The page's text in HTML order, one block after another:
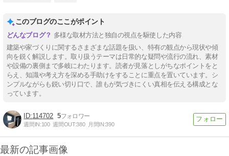
このブログのここがポイント
多様な取材方法と独自の視点を駆使した内容
建築や家づくりに関するさまざまな話題を扱い、特有の観点から現状や傾
向を鋭く解説します。取り扱うテーマは日常的な疑問や流行の流れ、素材
や設備の裏側まで多岐にわたります。読者が見落としがちなポイントをと
らえ、知識や考え方を深める手助けをすることに重点を置いています。シ
ンプルながらも鋭い切り口で、誰もが気づきにくい真相を伝える構成とな
っています。
114702 5
週間IN:100 週間OUT:380 月間IN:390
最新の記事画像